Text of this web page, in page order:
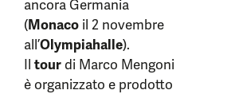
ancora Germania
(Monaco il 2 novembre
all’Olympiahalle).
Il tourdi Marco Mengoni
è organizzato e prodotto